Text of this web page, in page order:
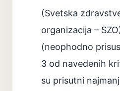
(Svetska
organizacija –
(neophodno
3 od navedenih
su prisutni